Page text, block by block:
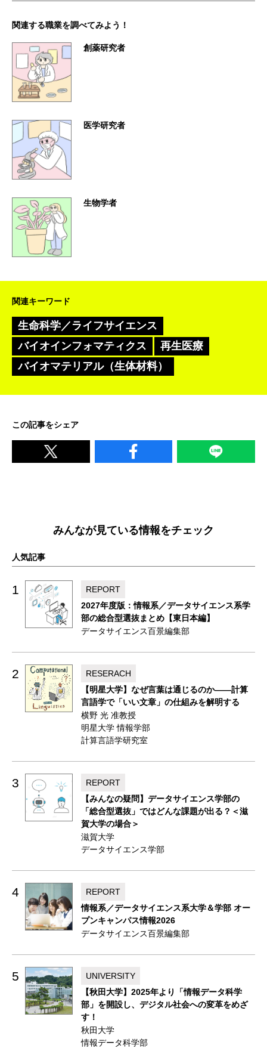
関連する職業を調べてみよう！
創薬研究者
医学研究者
生物学者
関連キーワード
生命科学／ライフサイエンス
バイオインフォマティクス
再生医療
バイオマテリアル（生体材料）
この記事をシェア
みんなが見ている情報をチェック
人気記事
1
REPORT
2027年度版：情報系／データサイエンス系学
部の総合型選抜まとめ【東日本編】
データサイエンス百景編集部
2
RESERACH
【明星大学】なぜ言葉は通じるのか——計算
言語学で「いい文章」の仕組みを解明する
横野 光 准教授
明星大学 情報学部
計算言語学研究室
3
REPORT
【みんなの疑問】データサイエンス学部の
「総合型選抜」ではどんな課題が出る？＜滋
賀大学の場合＞
滋賀大学
データサイエンス学部
4
REPORT
情報系／データサイエンス系大学＆学部 オー
プンキャンパス情報2026
データサイエンス百景編集部
5
UNIVERSITY
【秋田大学】2025年より「情報データ科学
部」を開設し、デジタル社会への変革をめざ
す！
秋田大学
情報データ科学部